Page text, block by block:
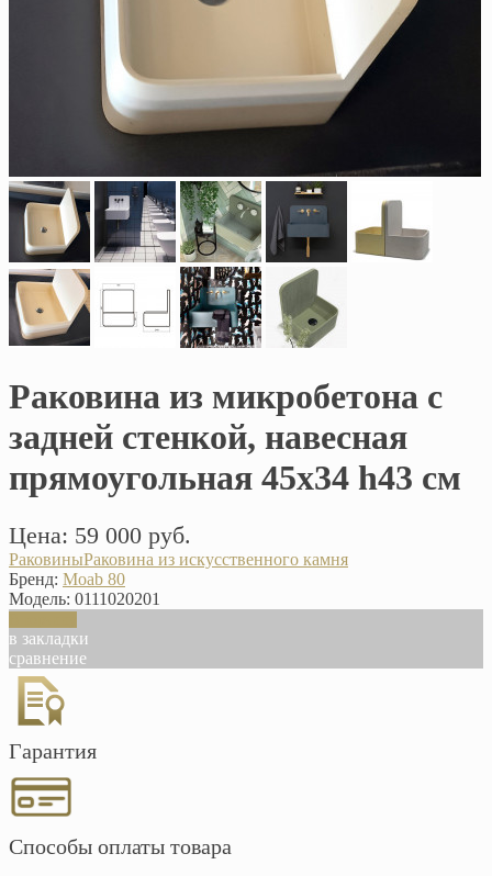
Раковина из микробетона с
задней стенкой, навесная
прямоугольная 45х34 h43 см
Цена: 59 000 руб.
РаковиныРаковина из искусственного камня
Бренд: Moab 80
Модель: 0111020201
в закладки
сравнение
Гарантия
Способы оплаты товара